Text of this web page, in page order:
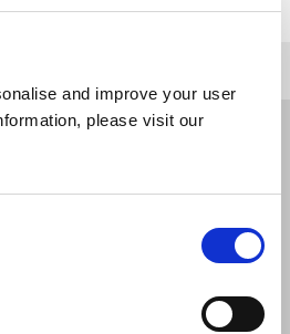
and improve your user
please visit our